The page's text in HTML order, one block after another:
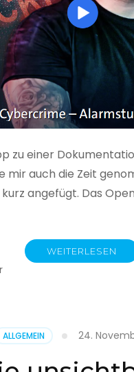
zu einer
mir auch die Zeit
angefügt. Das
WEITERLESEN
zu
rot
ALLGEMEIN 24.